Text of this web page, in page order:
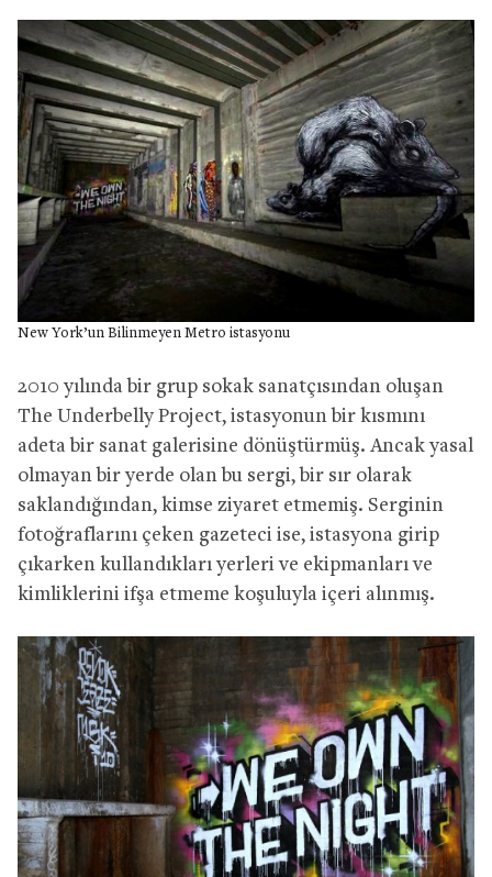
New York’un Bilinmeyen Metro istasyonu
2010 yılında bir grup sokak sanatçısından oluşan
The Underbelly Project, istasyonun bir kısmını
adeta bir sanat galerisine dönüştürmüş. Ancak yasal
olmayan bir yerde olan bu sergi, bir sır olarak
saklandığından, kimse ziyaret etmemiş. Serginin
fotoğraflarını çeken gazeteci ise, istasyona girip
çıkarken kullandıkları yerleri ve ekipmanları ve
kimliklerini ifşa etmeme koşuluyla içeri alınmış.